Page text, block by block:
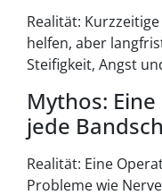
Realität:
helfen, aber
Steifigkeit, Angst
Mythos:
jede
Realität: Eine
Probleme wie